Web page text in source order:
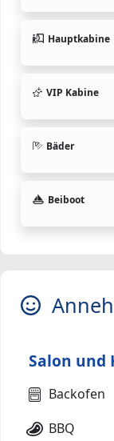
Hauptkabine
VIP Kabine
Bäder
Beiboot
Salon und
Backofen
BBQ